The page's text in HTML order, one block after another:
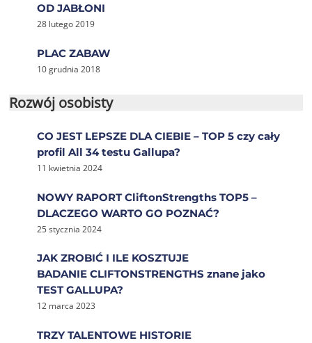
OD JABŁONI
28 lutego 2019
PLAC ZABAW
10 grudnia 2018
Rozwój osobisty
CO JEST LEPSZE DLA CIEBIE – TOP 5 czy cały
profil All 34 testu Gallupa?
11 kwietnia 2024
NOWY RAPORT CliftonStrengths TOP5 –
DLACZEGO WARTO GO POZNAĆ?
25 stycznia 2024
JAK ZROBIĆ I ILE KOSZTUJE
BADANIE CLIFTONSTRENGTHS znane jako
TEST GALLUPA?
12 marca 2023
TRZY TALENTOWE HISTORIE